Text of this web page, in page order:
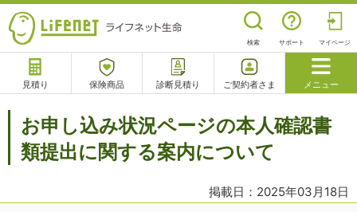
検索 サポート マイページ
見積り 保険商品 診断見積り ご契約者さま メニュー
サポート
閉じる
相談予約 よくあるご質問
お申し込み状況ページの本人確認書
類提出に関する案内について
掲載日：2025年03月18日